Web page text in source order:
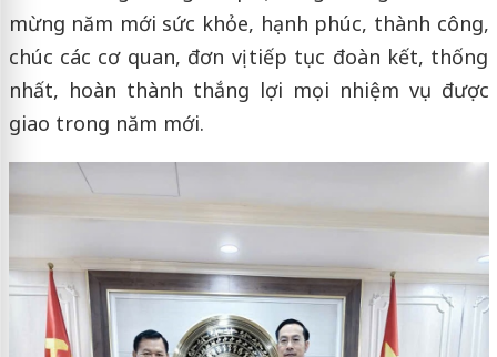
mừng năm mới sức khỏe, hạnh phúc, thành công,
chúc các cơ quan, đơn vị tiếp tục đoàn kết, thống
nhất, hoàn thành thắng lợi mọi nhiệm vụ được
giao trong năm mới.